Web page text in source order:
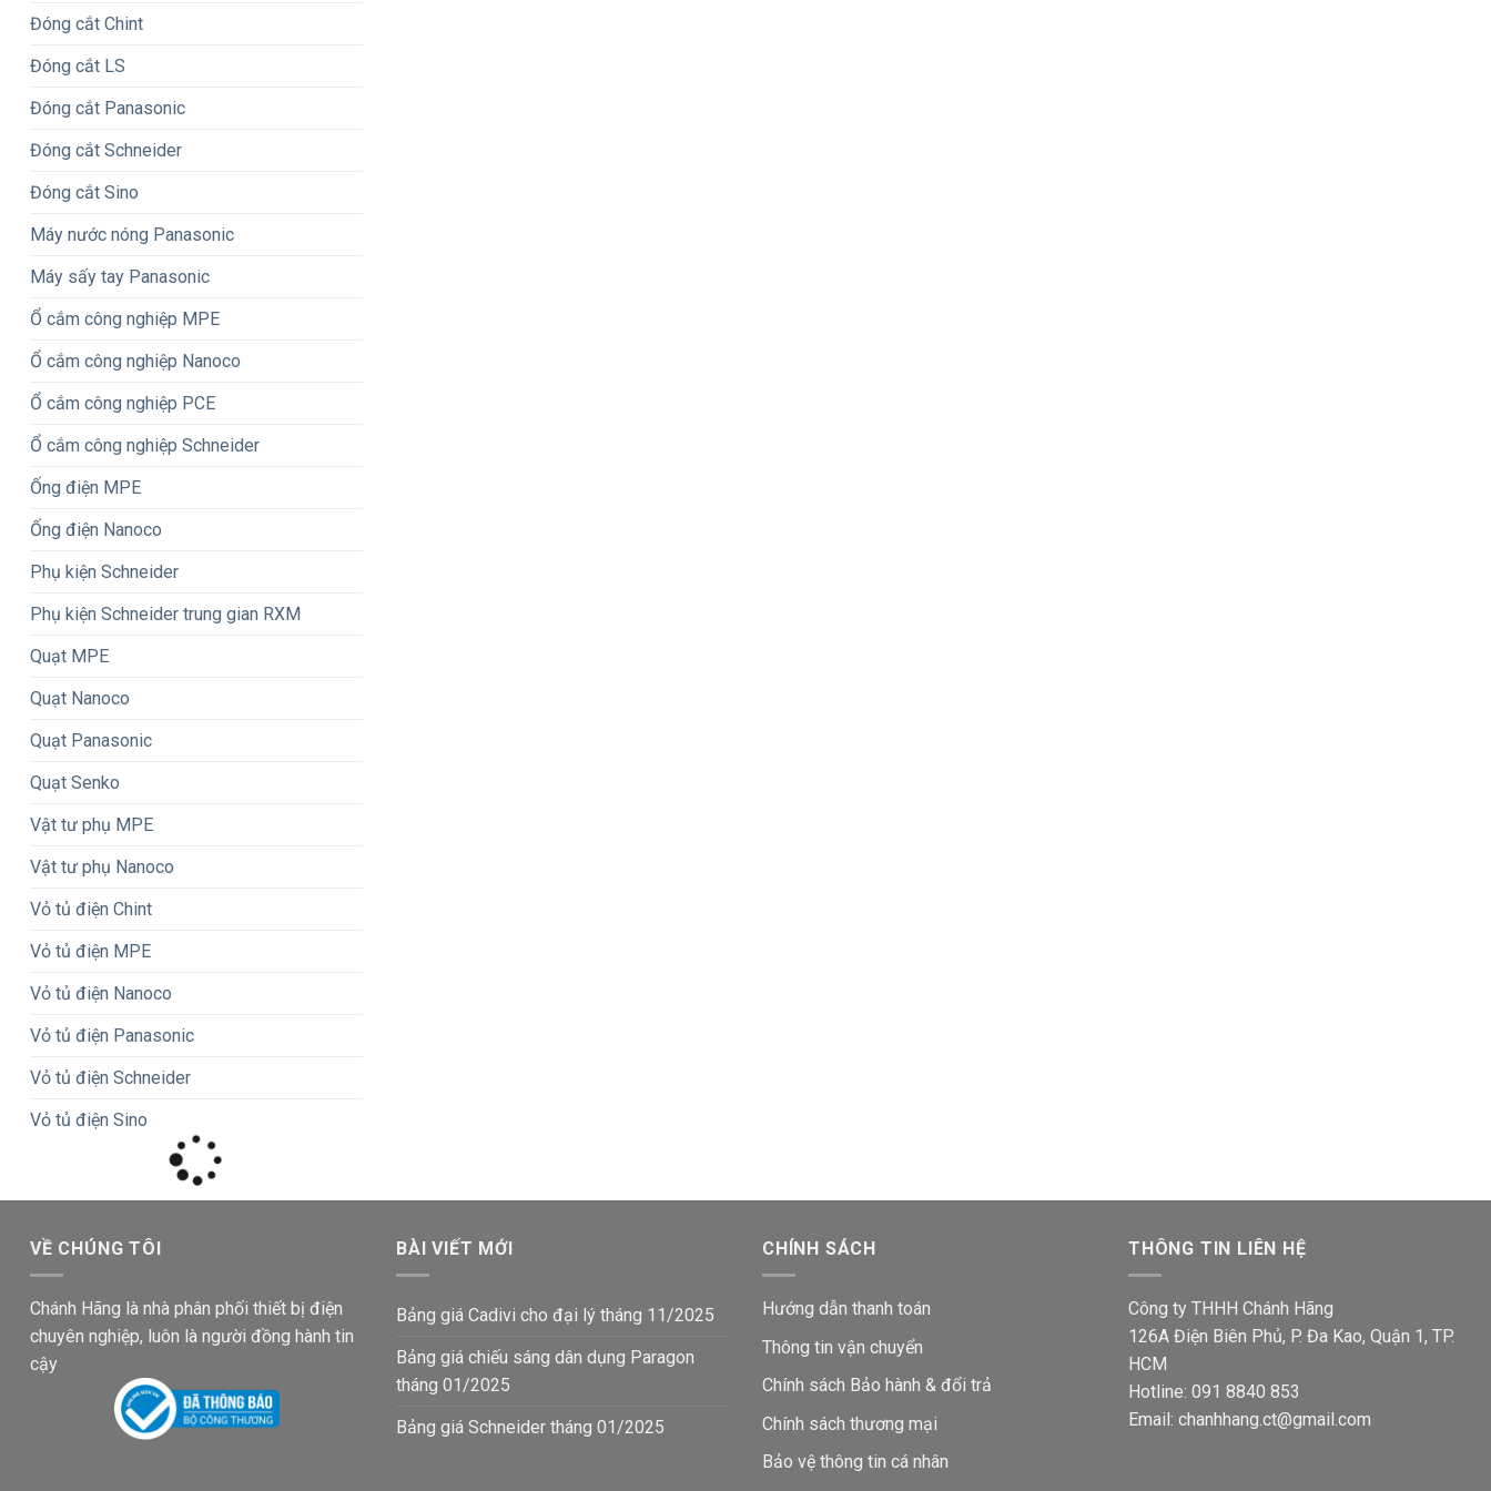
Đóng cắt Chint
Đóng cắt LS
Đóng cắt Panasonic
Đóng cắt Schneider
Đóng cắt Sino
Máy nước nóng Panasonic
Máy sấy tay Panasonic
Ổ cắm công nghiệp MPE
Ổ cắm công nghiệp Nanoco
Ổ cắm công nghiệp PCE
Ổ cắm công nghiệp Schneider
Ống điện MPE
Ống điện Nanoco
Phụ kiện Schneider
Phụ kiện Schneider trung gian RXM
Quạt MPE
Quạt Nanoco
Quạt Panasonic
Quạt Senko
Vật tư phụ MPE
Vật tư phụ Nanoco
Vỏ tủ điện Chint
Vỏ tủ điện MPE
Vỏ tủ điện Nanoco
Vỏ tủ điện Panasonic
Vỏ tủ điện Schneider
Vỏ tủ điện Sino
VỀ CHÚNG TÔI
Chánh Hãng là nhà phân phối thiết bị điện
chuyên nghiệp, luôn là người đồng hành tin
cậy
BÀI VIẾT MỚI
Bảng giá Cadivi cho đại lý tháng 11/2025
Bảng giá chiếu sáng dân dụng Paragon
tháng 01/2025
Bảng giá Schneider tháng 01/2025
CHÍNH SÁCH
Hướng dẫn thanh toán
Thông tin vận chuyển
Chính sách Bảo hành & đổi trả
Chính sách thương mại
Bảo vệ thông tin cá nhân
THÔNG TIN LIÊN HỆ
Công ty THHH Chánh Hãng
126A Điện Biên Phủ, P. Đa Kao, Quận 1, TP.
HCM
Hotline: 091 8840 853
Email: chanhhang.ct@gmail.com